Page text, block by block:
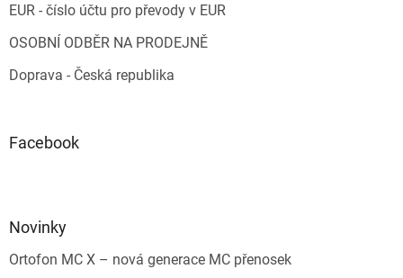
EUR - číslo účtu pro převody v EUR
OSOBNÍ ODBĚR NA PRODEJNĚ
Doprava - Česká republika
Facebook
Novinky
Ortofon MC X – nová generace MC přenosek